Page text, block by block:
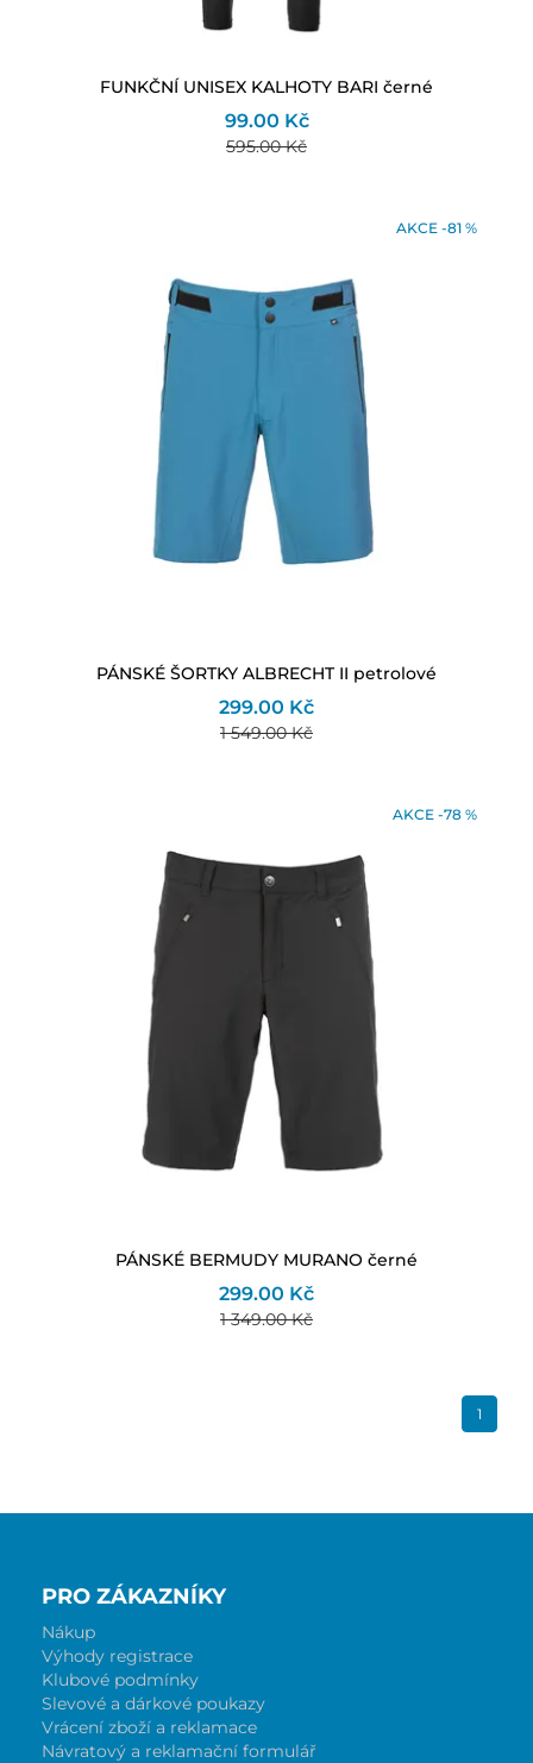
FUNKČNÍ UNISEX KALHOTY BARI černé
99.00 Kč
595.00 Kč
AKCE -81 %
PÁNSKÉ ŠORTKY ALBRECHT II petrolové
299.00 Kč
1 549.00 Kč
AKCE -78 %
PÁNSKÉ BERMUDY MURANO černé
299.00 Kč
1 349.00 Kč
1
PRO ZÁKAZNÍKY
Nákup
Výhody registrace
Klubové podmínky
Slevové a dárkové poukazy
Vrácení zboží a reklamace
Návratový a reklamační formulář